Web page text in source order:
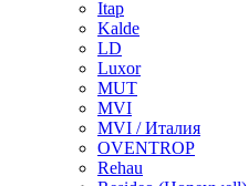
Itap
Kalde
LD
Luxor
MUT
MVI
MVI / Италия
OVENTROP
Rehau